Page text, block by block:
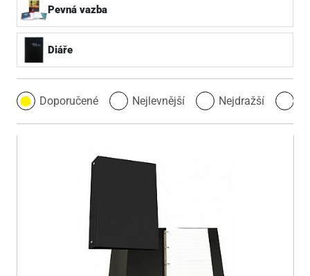
Pevná vazba
Diáře
Doporučené Nejlevnější Nejdražší